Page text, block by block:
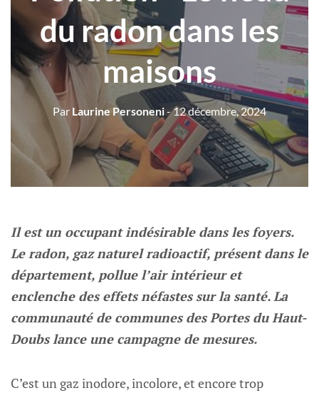
du radon dans les
maisons
Par Laurine Personeni- 12 décembre, 2024
Il est un occupant indésirable dans les foyers.
Le radon, gaz naturel radioactif, présent dans le
département, pollue l’air intérieur et
enclenche des effets néfastes sur la santé. La
communauté de communes des Portes du Haut-
Doubs lance une campagne de mesures.
C’est un gaz inodore, incolore, et encore trop